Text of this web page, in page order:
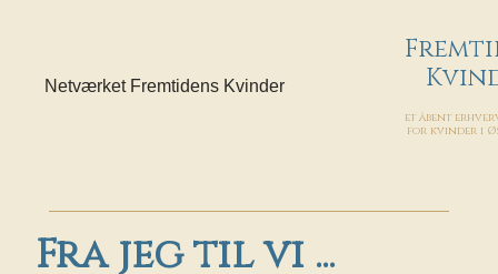
et åbent
for kvinder i
Fra jeg til vi ...